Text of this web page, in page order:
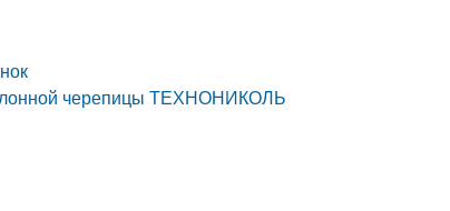
черепицы ТЕХНОНИКОЛЬ